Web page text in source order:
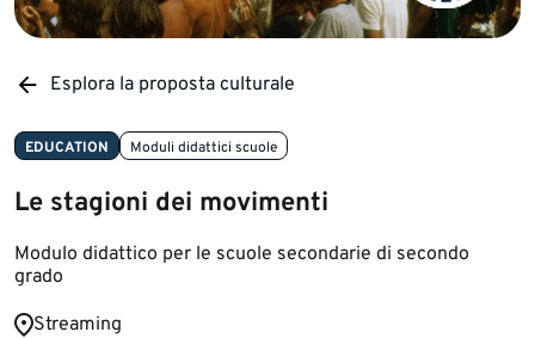
Esplora la proposta culturale
EDUCATION Moduli didattici scuole
Le stagioni dei movimenti
Modulo didattico per le scuole secondarie di secondo
grado
​​​Streaming ​​